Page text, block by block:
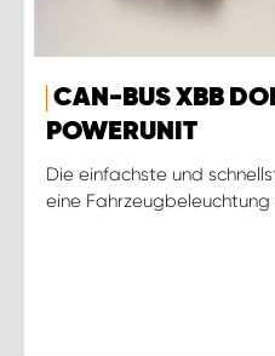
CAN-BUS XBB
POWERUNIT
Die einfachste und
eine Fahrzeugbeleuchtung